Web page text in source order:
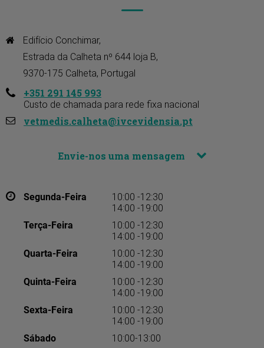
Edifício Conchimar,
Estrada da Calheta nº 644 loja B,
9370-175 Calheta, Portugal
+351 291 145 993
Custo de chamada para rede fixa nacional
vetmedis.calheta@ivcevidensia.pt
Envie-nos uma mensagem
Segunda-Feira
10:00 -12:30
14:00 -19:00
Terça-Feira
10:00 -12:30
14:00 -19:00
Quarta-Feira
10:00 -12:30
14:00 -19:00
Quinta-Feira
10:00 -12:30
14:00 -19:00
Sexta-Feira
10:00 -12:30
14:00 -19:00
Sábado
10:00-13:00